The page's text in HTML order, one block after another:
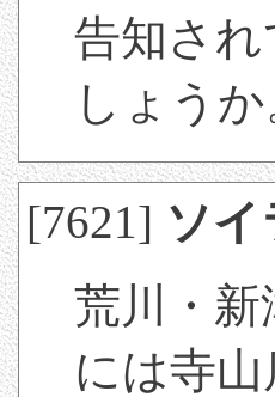
告知さ
しょうか
[7621] ソイ
荒川・
には寺